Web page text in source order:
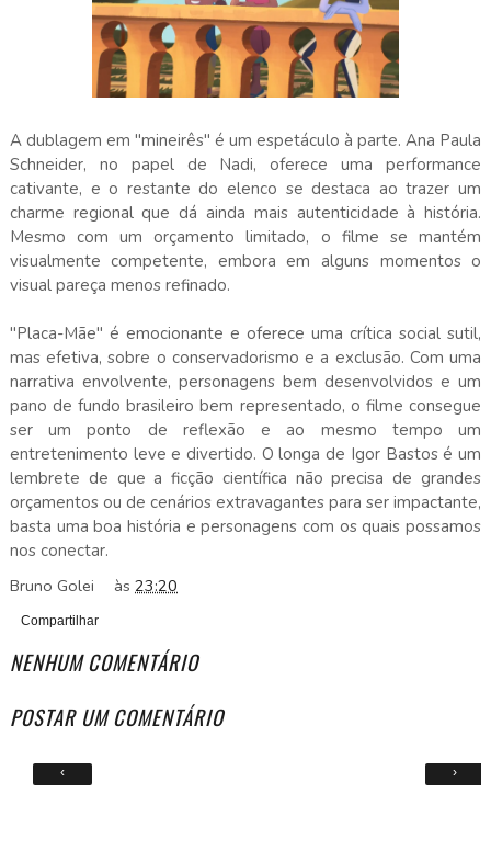
A dublagem em "mineirês" é um espetáculo à parte. Ana Paula
Schneider, no papel de Nadi, oferece uma performance
cativante, e o restante do elenco se destaca ao trazer um
charme regional que dá ainda mais autenticidade à história.
Mesmo com um orçamento limitado, o filme se mantém
visualmente competente, embora em alguns momentos o
visual pareça menos refinado.
"Placa-Mãe" é emocionante e oferece uma crítica social sutil,
mas efetiva, sobre o conservadorismo e a exclusão. Com uma
narrativa envolvente, personagens bem desenvolvidos e um
pano de fundo brasileiro bem representado, o filme consegue
ser um ponto de reflexão e ao mesmo tempo um
entretenimento leve e divertido. O longa de Igor Bastos é um
lembrete de que a ficção científica não precisa de grandes
orçamentos ou de cenários extravagantes para ser impactante,
basta uma boa história e personagens com os quais possamos
nos conectar.
Bruno Golei
às23:20
Compartilhar
NENHUM COMENTÁRIO
POSTAR UM COMENTÁRIO
‹ ›